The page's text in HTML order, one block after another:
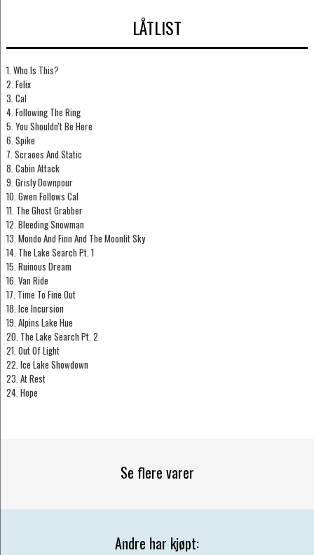
LÅTLIST
1. Who Is This?
2. Felix
3. Cal
4. Following The Ring
5. You Shouldn't Be Here
6. Spike
7. Scraoes And Static
8. Cabin Attack
9. Grisly Downpour
10. Gwen Follows Cal
11. The Ghost Grabber
12. Bleeding Snowman
13. Mondo And Finn And The Moonlit Sky
14. The Lake Search Pt. 1
15. Ruinous Dream
16. Van Ride
17. Time To Fine Out
18. Ice Incursion
19. Alpins Lake Hue
20. The Lake Search Pt. 2
21. Out Of Light
22. Ice Lake Showdown
23. At Rest
24. Hope
Se flere varer
Andre har kjøpt: